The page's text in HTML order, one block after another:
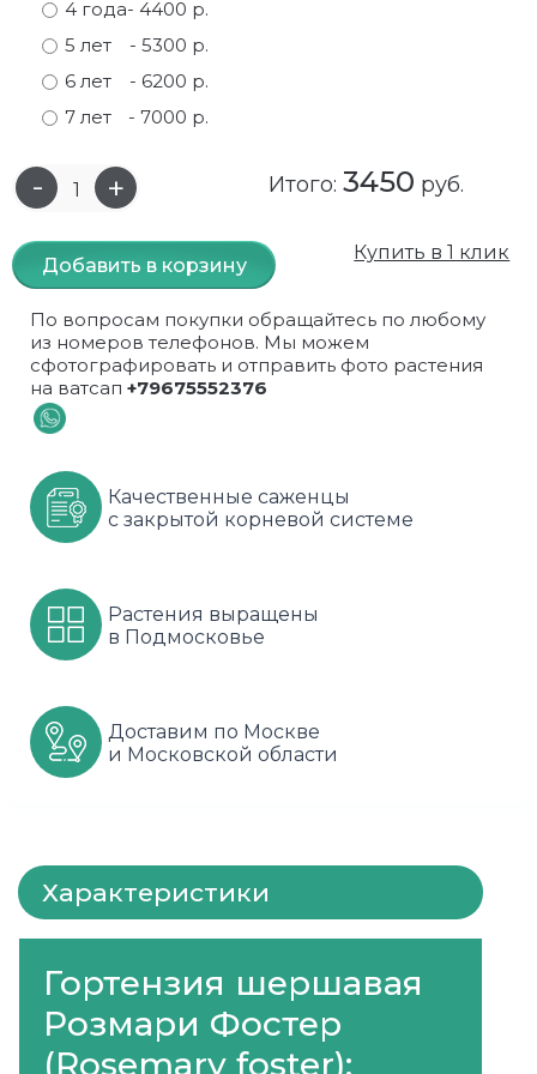
Самшит
Сирень
Форзиция
Шиповник декоративный красный
Шиповник декоративный, белый
Юкка
Малиновое дерево
Миндаль
Облепиха высокорослая, раскидистая
Орех (Фундук)
Сливы
Черемуховое дерева
Черешни
Шелковица
Кизил
Крыжовник
На штамбе
Облепиха
От производителя
Рябина красная
Рябина черноплодная
Сортовые
Шиповник
Мускусные
Оранжевые розы
Пионовидные
Плетистые
разноцветные
Розовые розы
Розы фиолетовые
Спрей
Чайно гибридные
4 года- 4400 р.
5 лет
- 5300 р.
6 лет
- 6200 р.
7 лет
- 7000 р.
Итого: 3450 руб.
Добавить в корзину
Купить в 1 клик
По вопросам покупки обращайтесь по любому
из номеров телефонов. Мы можем
сфотографировать и отправить фото растения
на ватсап +79675552376
Качественные саженцы
с закрытой корневой системе
Растения выращены
в Подмосковье
Доставим по Москве
и Московской области
Характеристики
Гортензия шершавая
Розмари Фостер
(Rosemary foster):